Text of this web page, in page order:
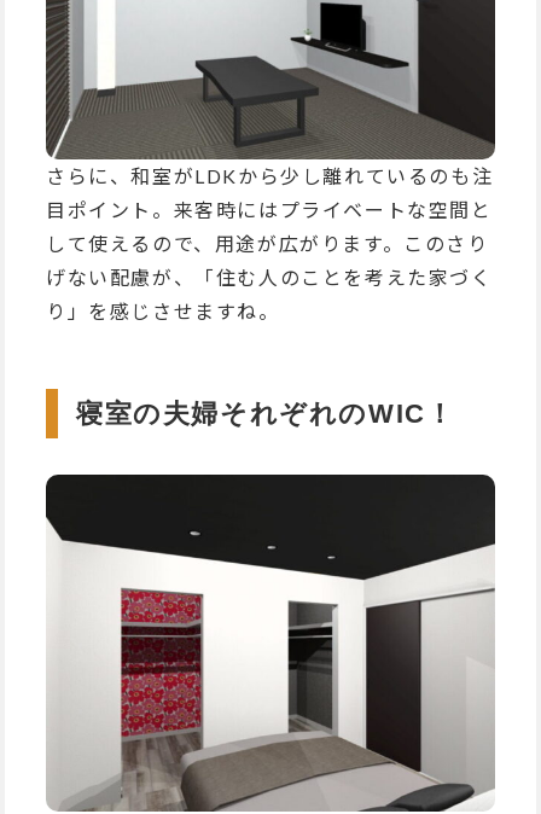
さらに、和室がLDKから少し離れているのも注
目ポイント。来客時にはプライベートな空間と
して使えるので、用途が広がります。このさり
げない配慮が、「住む人のことを考えた家づく
り」を感じさせますね。
寝室の夫婦それぞれのWIC！